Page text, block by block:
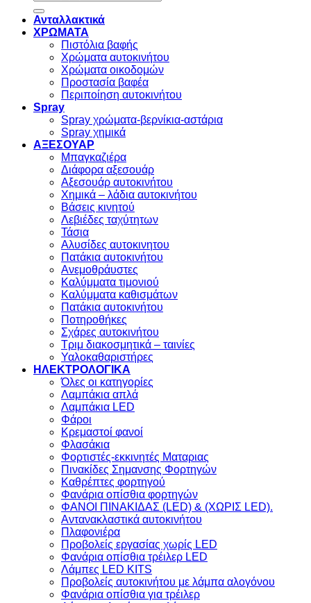
για:
Ανταλλακτικά
ΧΡΩΜΑΤΑ
Πιστόλια βαφής
Χρώματα αυτοκινήτου
Χρώματα οικοδομών
Προστασία βαφέα
Περιποίηση αυτοκινήτου
Spray
Spray χρώματα-βερνίκια-αστάρια
Spray χημικά
ΑΞΕΣΟΥΑΡ
Μπαγκαζιέρα
Διάφορα αξεσουάρ
Αξεσουάρ αυτοκινήτου
Χημικά – λάδια αυτοκινήτου
Βάσεις κινητού
Λεβιέδες ταχύτητων
Τάσια
Αλυσίδες αυτοκινητου
Πατάκια αυτοκινήτου
Ανεμοθράυστες
Καλύμματα τιμονιού
Καλύμματα καθισμάτων
Πατάκια αυτοκινήτου
Ποτηροθήκες
Σχάρες αυτοκινήτου
Τριμ διακοσμητικά – ταινίες
Υαλοκαθαριστήρες
ΗΛΕΚΤΡΟΛΟΓΙΚΑ
Όλες οι κατηγορίες
Λαμπάκια απλά
Λαμπάκια LED
Φάροι
Κρεμαστοί φανοί
Φλασάκια
Φορτιστές-εκκινητές Ματαριας
Πινακίδες Σημανσης Φορτηγών
Kαθρέπτες φορτηγού
Φανάρια οπίσθια φορτηγών
ΦΑΝΟΙ ΠΙΝΑΚΙΔΑΣ (LED) & (XΩΡΙΣ LED).
Aντανακλαστικά αυτοκινήτου
Πλαφονιέρα
Προβολείς εργασίας χωρίς LED
Φανάρια οπίσθια τρέιλερ LED
Λάμπες LED KITS
Προβολείς αυτοκινήτου με λάμπα αλογόνου
Φανάρια οπίσθια για τρέιλερ